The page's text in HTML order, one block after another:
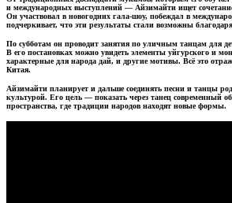
и международных выступлений — Айзимайти ищет
Он участвовал в новогодних гала-шоу, побеждал в
подчеркивает, что эти результаты стали возможны
По субботам он проводит занятия по уличным танцам для
В его постановках можно увидеть элементы уйгурского и
характерные для народа дай, и другие мотивы. Всё это
Китая.
Айзимайти планирует и дальше соединять песни и танцы
культурой. Его цель — показать через танец современный
пространства, где традиции народов находят новые формы.